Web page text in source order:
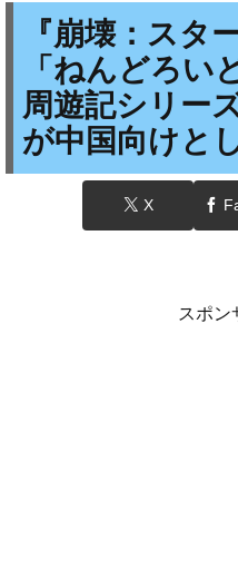
『崩壊：スタ
「ねんどろい
周遊記シリー
が中国向けと
X
スポン